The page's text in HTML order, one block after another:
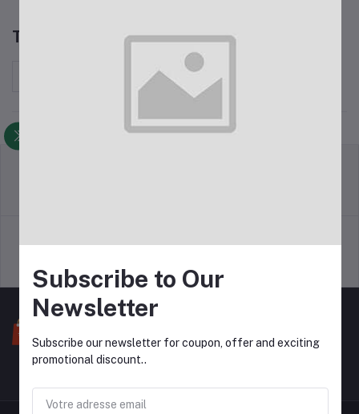
Tous les produits
Politique d'assistance
Subscribe to Our
Newsletter
Subscribe our newsletter for coupon, offer and exciting
promotional discount..